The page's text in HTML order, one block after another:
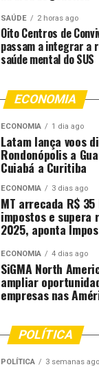
SAÚDE 2 horas ago
Oito Centros de
passam a integrar a
saúde mental do SUS
ECONOMIA
ECONOMIA 1 dia ago
Latam lança voos
Rondonópolis a
Cuiabá a Curitiba
ECONOMIA 3 dias ago
MT arrecada R$
impostos e supera
2025, aponta
ECONOMIA 4 dias ago
SiGMA North
ampliar
empresas nas
POLÍTICA
POLÍTICA 3 semanas ago